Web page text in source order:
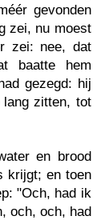
gevonden
zei, nu moest
zei: nee, dat
baatte hem
gezegd: hij
zitten, tot
en brood
krijgt; en toen
"Och, had ik
och, och, had